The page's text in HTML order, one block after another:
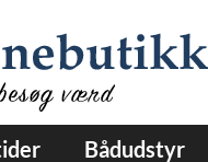
Bådudstyr